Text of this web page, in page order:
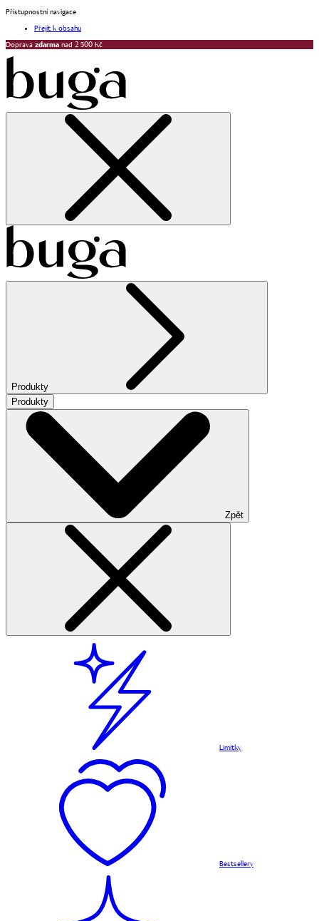
Přístupnostní navigace
Přejít k obsahu
Doprava zdarma nad 2 500 Kč
Produkty
Produkty
Zpět
Limitky
Bestsellery